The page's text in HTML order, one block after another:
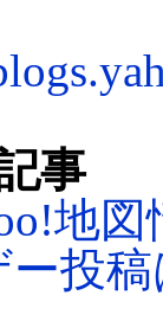
事
地
投稿